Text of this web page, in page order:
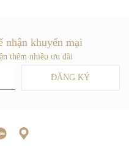
nhận khuyến mại
thêm nhiều ưu đãi
ĐĂNG KÝ